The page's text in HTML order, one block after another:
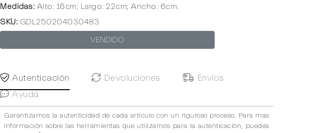
Medidas: Alto: 16cm; Largo: 22cm; Ancho: 6cm.
SKU: GDL250204030483
VENDIDO
Autenticación Devoluciones
Envíos
Ayuda
Garantizamos la autenticidad de cada artículo con un riguroso proceso. Para mas
información sobre las herramientas que utilizamos para la autenticación, puedes